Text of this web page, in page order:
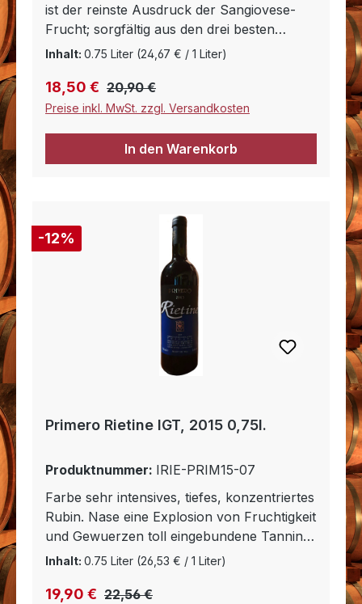
ist der reinste Ausdruck der Sangiovese-
Frucht; sorgfältig aus den drei besten
Unterzonen der Region gemischt. Ein
Rindfleisch, Pasta oder Käse.
Inhalt: 0.75 Liter (24,67 € / 1 Liter)
Verkaufspreis:
18,50 € Regulärer Preis:
20,90 €
Preise inkl. MwSt. zzgl. Versandkosten
In den Warenkorb
12% Rabatt
-12%
Primero Rietine IGT, 2015 0,75l.
Produktnummer: IRIE-PRIM15-07
Farbe sehr intensives, tiefes, konzentriertes
Rubin. Nase eine Explosion von Fruchtigkeit
und Gewuerzen toll eingebundene Tannine,
ein Wein mit Aufbluehender Zukunft.
mit einem lang anhaltenden, harmonischen
Inhalt: 0.75 Liter (26,53 € / 1 Liter)
Verkaufspreis:
19,90 € Regulärer Preis:
22,56 €